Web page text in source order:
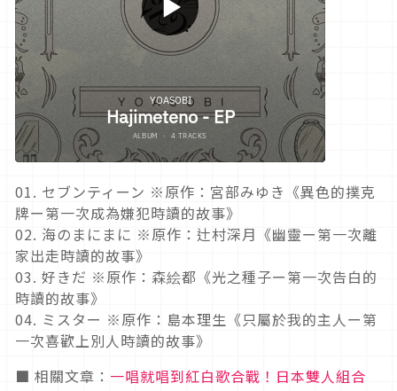
01. セブンティーン ※原作：宮部みゆき《異色的撲克
牌ー第一次成為嫌犯時讀的故事》
02. 海のまにまに ※原作：辻村深月《幽靈ー第一次離
家出走時讀的故事》
03. 好きだ ※原作：森絵都《光之種子ー第一次告白的
時讀的故事》
04. ミスター ※原作：島本理生《只屬於我的主人ー第
一次喜歡上別人時讀的故事》
■ 相關文章： 一唱就唱到紅白歌合戰！日本雙人組合